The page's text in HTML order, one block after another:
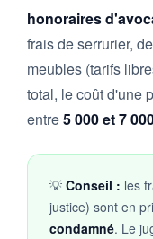
honoraires
frais de serrurier,
meubles (tarifs
total, le coût d'une
entre5 000 et 7
💡 Conseil : les
justice) sont en
condamné. Le